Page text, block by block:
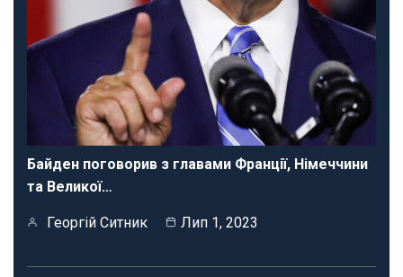
Байден поговорив з главами Франції, Німеччини
та Великої…
Георгій Ситник Лип 1, 2023